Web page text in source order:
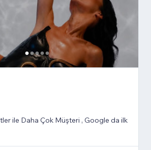
ile Daha Çok Müşteri , Google da ilk